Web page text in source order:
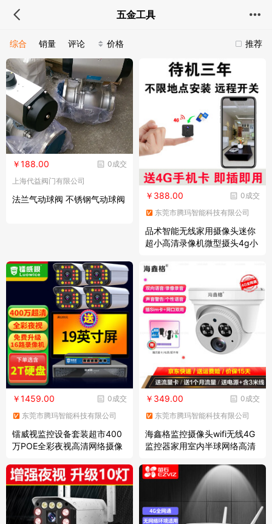
五金工具
推荐
综合 销量 评论 价格
0成交
￥188.00
上海代益阀门有限公司
法兰气动球阀 不锈钢气动球阀 0成交
￥388.00
东莞市腾玛智能科技有限公司
品术智能无线家用摄像头迷你
超小高清录像机微型摄头4g小
摄像机探头 wifi版强劲续航+6
4G
0成交
￥1459.00
东莞市腾玛智能科技有限公司
镭威视监控设备套装超市400
万POE全彩夜视高清网络摄像
远程商用监控器家用 4路 含3T
硬盘
0成交
￥349.00
东莞市腾玛智能科技有限公司
海鑫格监控摄像头wifi无线4G
监控器家用室内半球网络高清
控设备套装车载 200万1080p
【4G全网通版】 带32G内存
卡+断电续航版